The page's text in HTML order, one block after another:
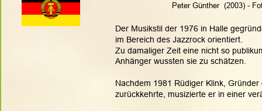
Peter Günther
Der Musikstil der 1976 in Halle
im Bereich des Jazzrock orientiert.
Zu damaliger Zeit eine nicht so
Anhänger wussten sie zu schätzen.
Nachdem 1981 Rüdiger Klink,
zurückkehrte, musizierte er in einer